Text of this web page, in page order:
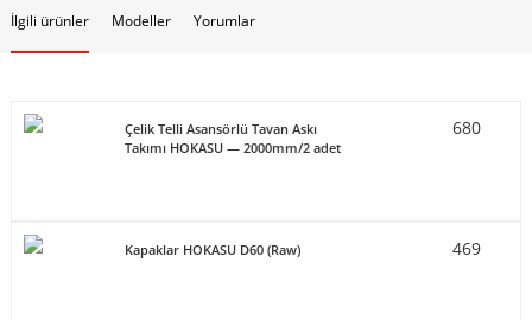
İlgili ürünler Modeller Yorumlar
Çelik Telli Asansörlü Tavan Askı
Takımı HOKASU — 2000mm/2 adet
680
Kapaklar HOKASU D60 (Raw) 469